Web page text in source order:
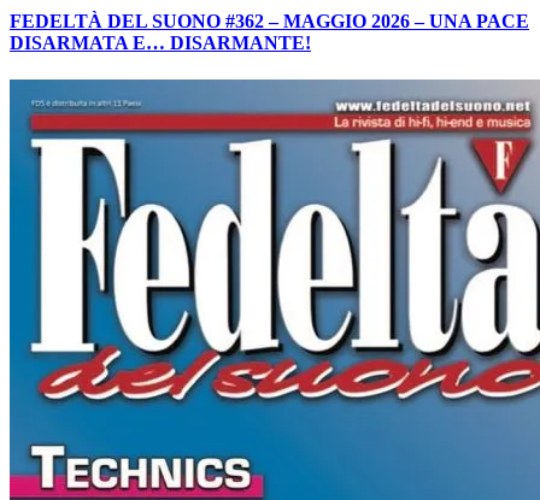
FEDELTÀ DEL SUONO #362 – MAGGIO 2026 – UNA PACE
DISARMATA E… DISARMANTE!